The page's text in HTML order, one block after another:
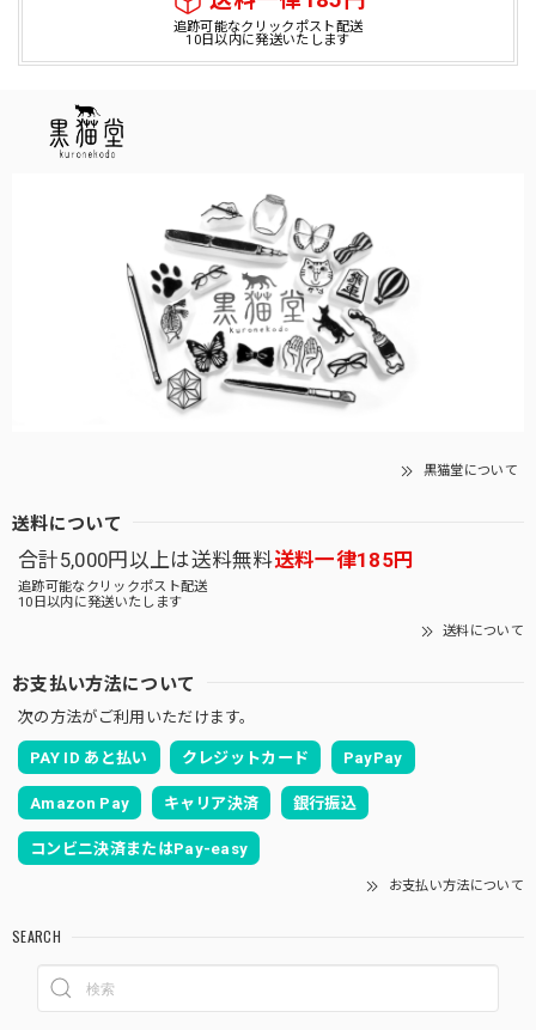
追跡可能なクリックポスト配送
10日以内に発送いたします
黒猫堂について
送料について
合計5,000円以上は送料無料送料一律185円
追跡可能なクリックポスト配送
10日以内に発送いたします
送料について
お支払い方法について
次の方法がご利用いただけます。
PAY ID あと払い クレジットカード PayPay
Amazon Pay キャリア決済 銀行振込
コンビニ決済またはPay-easy
お支払い方法について
SEARCH